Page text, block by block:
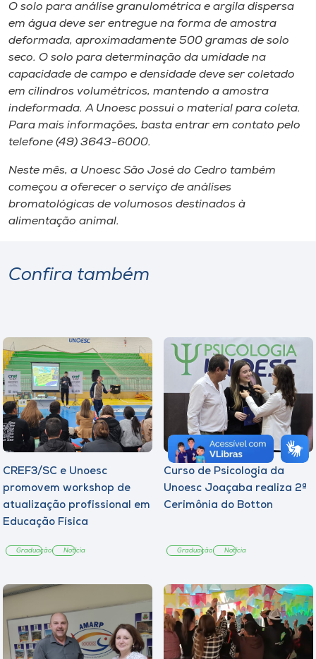
O solo para análise granulométrica e argila dispersa
em água deve ser entregue na forma de amostra
deformada, aproximadamente 500 gramas de solo
seco. O solo para determinação da umidade na
capacidade de campo e densidade deve ser coletado
em cilindros volumétricos, mantendo a amostra
indeformada. A Unoesc possui o material para coleta.
Para mais informações, basta entrar em contato pelo
telefone (49) 3643-6000.
Neste mês, a Unoesc São José do Cedro também
começou a oferecer o serviço de análises
bromatológicas de volumosos destinados à
alimentação animal.
Confira também
CREF3/SC e Unoesc
promovem workshop de
atualização profissional em
Educação Física
Graduação Notícia
Curso de Psicologia da
Unoesc Joaçaba realiza 2ª
Cerimônia do Botton
Graduação Notícia